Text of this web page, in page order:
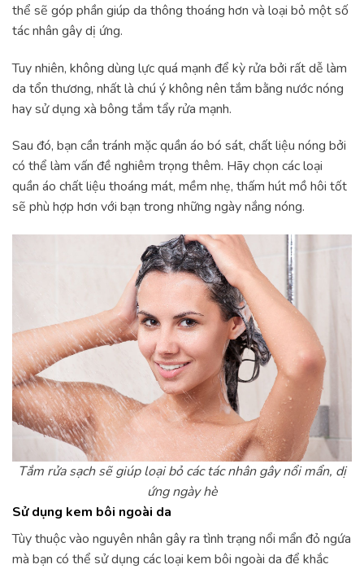
thể sẽ góp phần giúp da thông thoáng hơn và loại bỏ một số
tác nhân gây dị ứng.
Tuy nhiên, không dùng lực quá mạnh để kỳ rửa bởi rất dễ làm
da tổn thương, nhất là chú ý không nên tắm bằng nước nóng
hay sử dụng xà bông tắm tẩy rửa mạnh.
Sau đó, bạn cần tránh mặc quần áo bó sát, chất liệu nóng bởi
có thể làm vấn đề nghiêm trọng thêm. Hãy chọn các loại
quần áo chất liệu thoáng mát, mềm nhẹ, thấm hút mồ hôi tốt
sẽ phù hợp hơn với bạn trong những ngày nắng nóng.
Tắm rửa sạch sẽ giúp loại bỏ các tác nhân gây nổi mẩn, dị
ứng ngày hè
Sử dụng kem bôi ngoài da
Tùy thuộc vào nguyên nhân gây ra tình trạng nổi mẩn đỏ ngứa
mà bạn có thể sử dụng các loại kem bôi ngoài da để khắc